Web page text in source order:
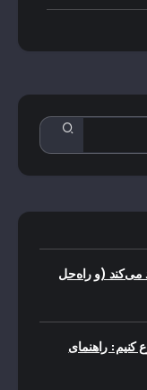
می‌کند (و راه‌حل
کنیم: راهنمای